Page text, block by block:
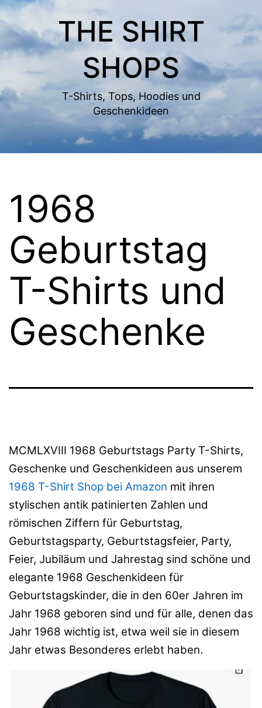
Zum
Inhalt
springen
THE SHIRT
SHOPS
T-Shirts, Tops, Hoodies und
Geschenkideen
1968
Geburtstag
T-Shirts und
Geschenke
MCMLXVIII 1968 Geburtstags Party T-Shirts,
Geschenke und Geschenkideen aus unserem
1968 T-Shirt Shop bei Amazon mit ihren
stylischen antik patinierten Zahlen und
römischen Ziffern für Geburtstag,
Geburtstagsparty, Geburtstagsfeier, Party,
Feier, Jubiläum und Jahrestag sind schöne und
elegante 1968 Geschenkideen für
Geburtstagskinder, die in den 60er Jahren im
Jahr 1968 geboren sind und für alle, denen das
Jahr 1968 wichtig ist, etwa weil sie in diesem
Jahr etwas Besonderes erlebt haben.